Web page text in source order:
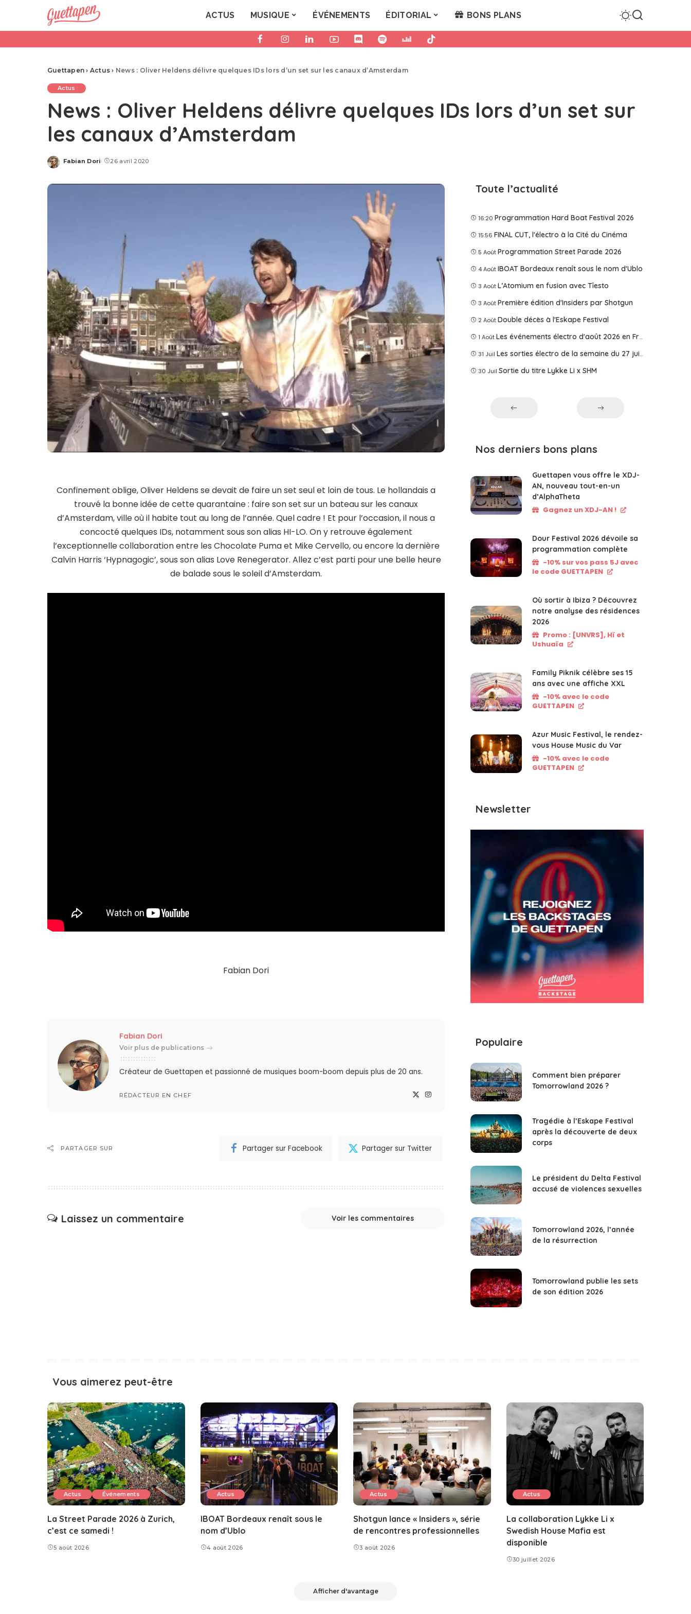
ACTUS MUSIQUE ÉVÉNEMENTS ÉDITORIAL BONS PLANS
Guettapen › Actus › News : Oliver Heldens délivre quelques IDs lors d’un set sur les canaux d’Amsterdam
Actus
News : Oliver Heldens délivre quelques IDs lors d’un set sur
les canaux d’Amsterdam
Posted
Fabian Dori 26 avril 2020
Confinement oblige, Oliver Heldens se devait de faire un set seul et loin de tous. Le hollandais a
trouvé la bonne idée de cette quarantaine : faire son set sur un bateau sur les canaux
d’Amsterdam, ville où il habite tout au long de l’année. Quel cadre ! Et pour l’occasion, il nous a
concocté quelques IDs, notamment sous son alias HI-LO. On y retrouve également
l’exceptionnelle collaboration entre les Chocolate Puma et Mike Cervello, ou encore la dernière
Calvin Harris ‘Hypnagogic’, sous son alias Love Renegerator. Allez c’est parti pour une belle heure
de balade sous le soleil d’Amsterdam.
Fabian Dori
Fabian Dori
Voir plus de publications
Créateur de Guettapen et passionné de musiques boom-boom depuis plus de 20 ans.
RÉDACTEUR EN CHEF
PARTAGER SUR Partager sur Facebook Partager sur Twitter
Laissez un commentaire Voir les commentaires
Toute l’actualité
16:20 Programmation Hard Boat Festival 2026
15:56 FINAL CUT, l'électro à la Cité du Cinéma
5 Août Programmation Street Parade 2026
4 Août IBOAT Bordeaux renaît sous le nom d'Ublo
3 Août L’Atomium en fusion avec Tîesto
3 Août Première édition d'Insiders par Shotgun
2 Août Double décès à l'Eskape Festival
1 Août Les événements électro d'août 2026 en France
31 Juil Les sorties électro de la semaine du 27 juillet 2026
30 Juil Sortie du titre Lykke Li x SHM
Nos derniers bons plans
Guettapen vous offre le XDJ-
AN, nouveau tout-en-un
d’AlphaTheta
Gagnez un XDJ-AN !
Dour Festival 2026 dévoile sa
programmation complète
-10% sur vos pass 5J avec
le code GUETTAPEN
Où sortir à Ibiza ? Découvrez
notre analyse des résidences
2026
Promo : [UNVRS], Hï et
Ushuaïa
Family Piknik célèbre ses 15
ans avec une affiche XXL
-10% avec le code
GUETTAPEN
Azur Music Festival, le rendez-
vous House Music du Var
-10% avec le code
GUETTAPEN
Newsletter
Populaire
Comment bien préparer
Tomorrowland 2026 ?
Tragédie à l’Eskape Festival
après la découverte de deux
corps
Le président du Delta Festival
accusé de violences sexuelles
Tomorrowland 2026, l’année
de la résurrection
Tomorrowland publie les sets
de son édition 2026
Vous aimerez peut-être
Actus Événements
La Street Parade 2026 à Zurich,
c’est ce samedi !
5 août 2026
Actus
IBOAT Bordeaux renaît sous le
nom d’Ublo
4 août 2026
Actus
Shotgun lance « Insiders », série
de rencontres professionnelles
3 août 2026
Actus
La collaboration Lykke Li x
Swedish House Mafia est
disponible
30 juillet 2026
Afficher d'avantage